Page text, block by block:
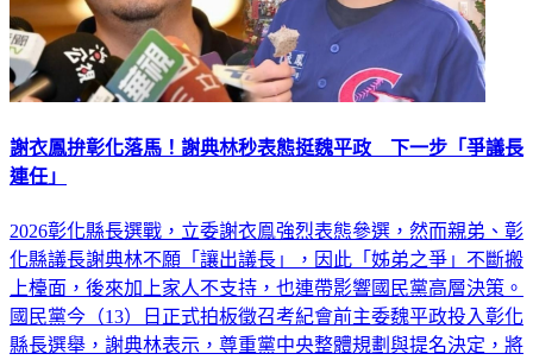
謝衣鳳拚彰化落馬！謝典林秒表態挺魏平政 下一步「爭議長
連任」
2026彰化縣長選戰，立委謝衣鳯強烈表態參選，然而親弟、彰
化縣議長謝典林不願「讓出議長」，因此「姊弟之爭」不斷搬
上檯面，後來加上家人不支持，也連帶影響國民黨高層決策。
國民黨今（13）日正式拍板徵召考紀會前主委魏平政投入彰化
縣長選舉，謝典林表示，尊重黨中央整體規劃與提名決定，將